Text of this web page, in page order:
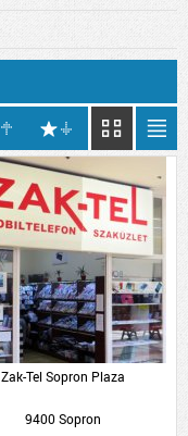
Zak-Tel Sopron Plaza
9400 Sopron